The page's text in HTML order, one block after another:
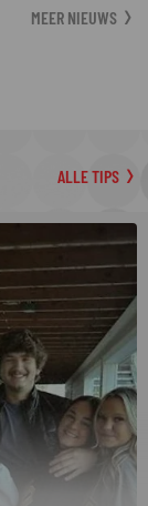
MEER NIEUWS
ALLE TIPS